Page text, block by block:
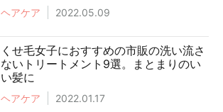
ヘアケア 2022.05.09
くせ毛女子におすすめの市販の洗い流さ
ないトリートメント9選。まとまりのい
い髪に
ヘアケア 2022.01.17